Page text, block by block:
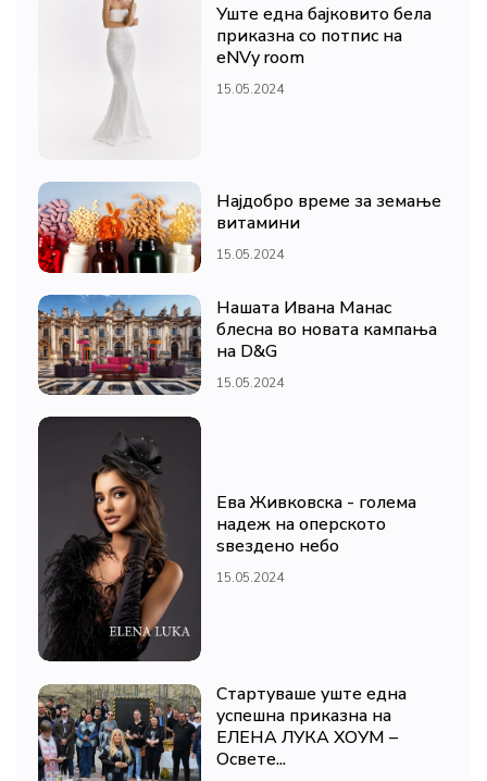
Уште една бајковито бела
приказна со потпис на
eNVy room
15.05.2024
Најдобро време за земање
витамини
15.05.2024
Нашата Ивана Манас
блесна во новата кампања
на D&G
15.05.2024
Ева Живковска - голема
надеж на оперското
ѕвездено небо
15.05.2024
Стартуваше уште една
успешна приказна на
ЕЛЕНА ЛУКА ХОУМ –
Освете...